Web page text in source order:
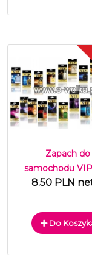
Zapach do
samochodu
8.50 PLN
Do